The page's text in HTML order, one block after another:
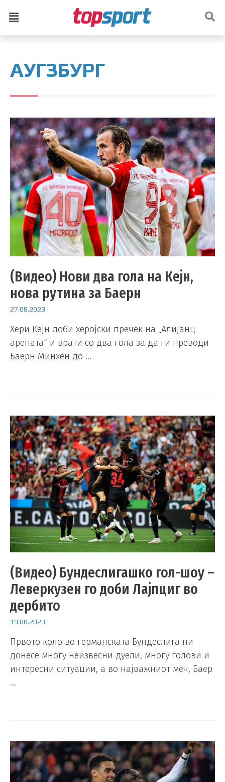
АУГЗБУРГ
(Видео) Нови два гола на Кејн,
нова рутина за Баерн
27.08.2023
Хери Кејн доби херојски пречек на „Алијанц
арената“ и врати со два гола за да ги преводи
Баерн Минхен до …
(Видео) Бундеслигашко гол-шоу –
Леверкузен го доби Лајпциг во
дербито
19.08.2023
Првото коло во германската Бундеслига ни
донесе многу неизвесни дуели, многу голови и
интересни ситуации, а во најважниот меч, Баер
…